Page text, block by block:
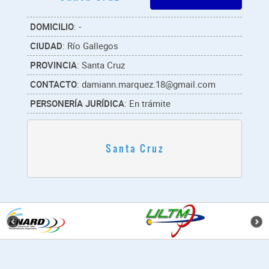
DOMICILIO: -
CIUDAD: Río Gallegos
PROVINCIA: Santa Cruz
CONTACTO: damiann.marquez.18@gmail.com
PERSONERÍA JURÍDICA: En trámite
Santa Cruz
para
la